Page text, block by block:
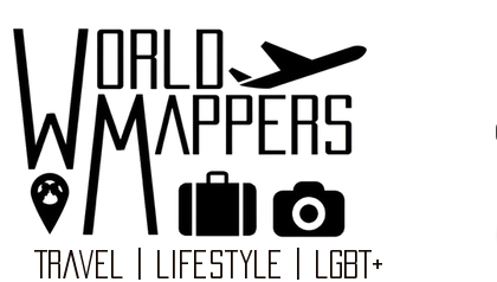
Travel | Lifestyle | LGBT+